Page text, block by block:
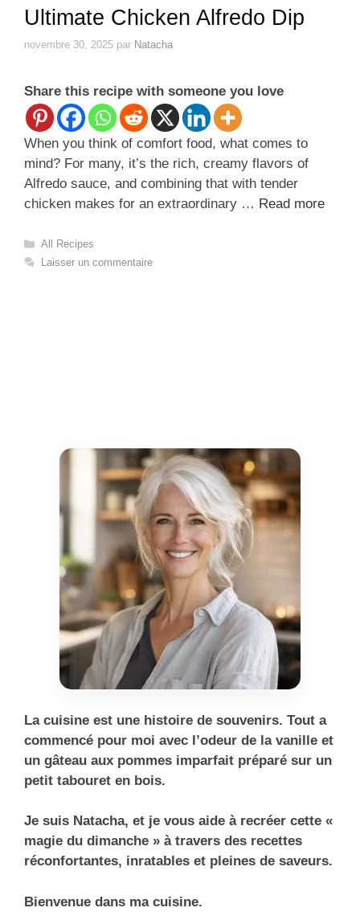
Ultimate Chicken Alfredo Dip
novembre 30, 2025 par Natacha
Share this recipe with someone you love
When you think of comfort food, what comes to
mind? For many, it’s the rich, creamy flavors of
Alfredo sauce, and combining that with tender
chicken makes for an extraordinary … Read more
Catégories
All Recipes
Laisser un commentaire
La cuisine est une histoire de souvenirs. Tout a
commencé pour moi avec l’odeur de la vanille et
un gâteau aux pommes imparfait préparé sur un
petit tabouret en bois.
Je suis Natacha, et je vous aide à recréer cette «
magie du dimanche » à travers des recettes
réconfortantes, inratables et pleines de saveurs.
Bienvenue dans ma cuisine.